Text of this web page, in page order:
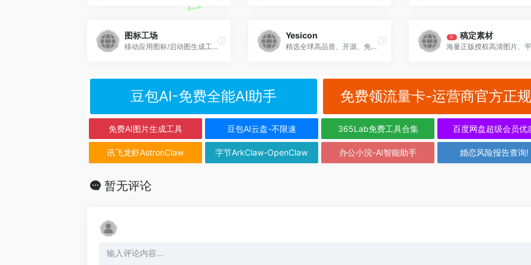
图标工场
移动应用图标/启动图生成工具，一键生成所有尺寸的应用图标/启动图
Yesicon
精选全球高品质、开源、免费的矢量图标库
荐 稿定素材
豆包AI-免费全能AI助手 免费领流量卡-运营商官方正规
免费AI图片生成工具 豆包AI云盘-不限速 365Lab免费工具合集 百度网盘超级会员优
讯飞龙虾AstronClaw 字节ArkClaw-OpenClaw 办公小浣-AI智能助手 婚恋风险报告查询!
暂无评论